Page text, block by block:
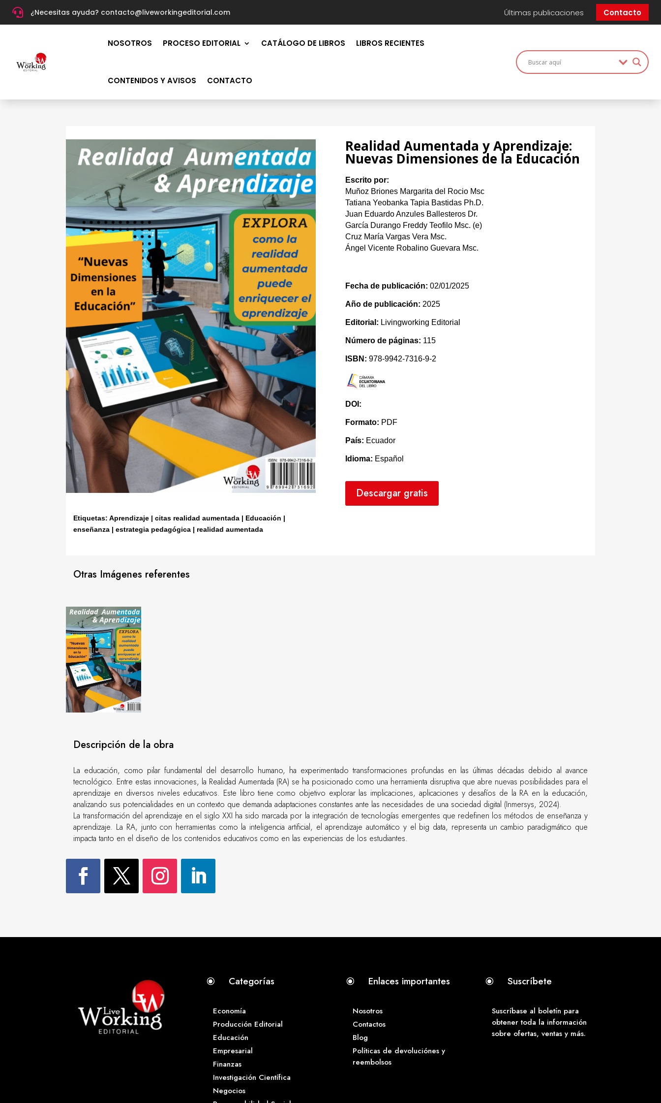
 ¿Necesitas ayuda? contacto@liveworkingeditorial.com Últimas publicaciones Contacto
NOSOTROS PROCESO EDITORIAL CATÁLOGO DE LIBROS LIBROS RECIENTES
CONTENIDOS Y AVISOS CONTACTO
Etiquetas: Aprendizaje | citas realidad aumentada | Educación |
enseñanza | estrategia pedagógica | realidad aumentada
Realidad Aumentada y Aprendizaje:
Nuevas Dimensiones de la Educación
Escrito por:
Muñoz Briones Margarita del Rocio Msc
Tatiana Yeobanka Tapia Bastidas Ph.D.
Juan Eduardo Anzules Ballesteros Dr.
García Durango Freddy Teofilo Msc. (e)
Cruz María Vargas Vera Msc.
Ángel Vicente Robalino Guevara Msc.
Fecha de publicación: 02/01/2025
Año de publicación: 2025
Editorial: Livingworking Editorial
Número de páginas: 115
ISBN: 978-9942-7316-9-2
DOI:
Formato: PDF
País: Ecuador
Idioma: Español
Descargar gratis
Otras Imágenes referentes
Descripción de la obra
La educación, como pilar fundamental del desarrollo humano, ha experimentado transformaciones profundas en las últimas décadas debido al avance
tecnológico. Entre estas innovaciones, la Realidad Aumentada (RA) se ha posicionado como una herramienta disruptiva que abre nuevas posibilidades para el
aprendizaje en diversos niveles educativos. Este libro tiene como objetivo explorar las implicaciones, aplicaciones y desafíos de la RA en la educación,
analizando sus potencialidades en un contexto que demanda adaptaciones constantes ante las necesidades de una sociedad digital (Inmersys, 2024).
La transformación del aprendizaje en el siglo XXI ha sido marcada por la integración de tecnologías emergentes que redefinen los métodos de enseñanza y
aprendizaje. La RA, junto con herramientas como la inteligencia artificial, el aprendizaje automático y el big data, representa un cambio paradigmático que
impacta tanto en el diseño de los contenidos educativos como en las experiencias de los estudiantes.
\ Categorías
Economía
Producción Editorial
Educación
Empresarial
Finanzas
Investigación Científica
Negocios
\ Enlaces importantes
Nosotros
Contactos
Blog
Políticas de devoluciónes y
reembolsos
\ Suscríbete
Suscríbase al boletín para
obtener toda la información
sobre ofertas, ventas y más.